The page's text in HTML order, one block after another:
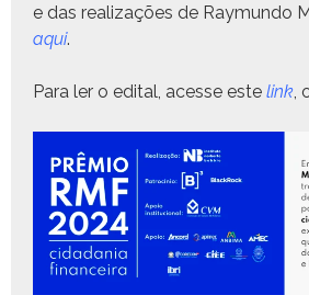
e das real­iza­ções de Ray­mun­do
aqui.
Para ler o edi­tal, acesse este link,